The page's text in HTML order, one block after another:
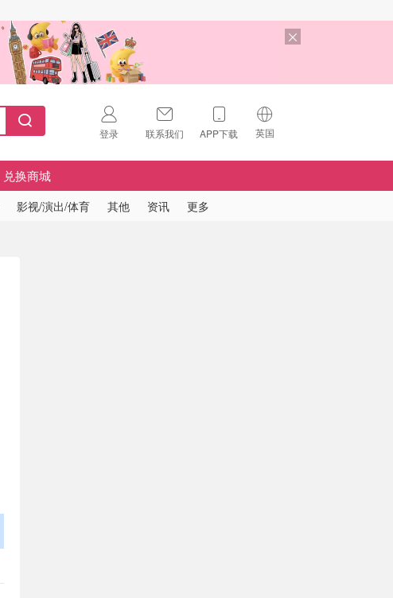
登录 联系我们 APP下载 英国
🇺🇸
🇨🇳
中国
兑换商城
影视/演出/体育 其他 资讯 更多